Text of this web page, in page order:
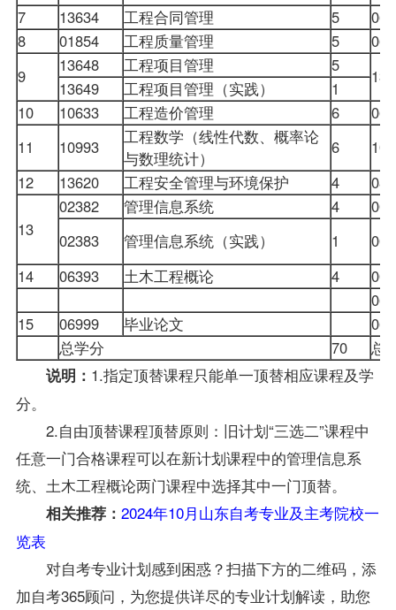
7 13634 工程合同管理 5
8
01854 工程质量管理 5
9
13648 工程项目管理 5
13649 工程项目管理（实践）
1
10
10633 工程造价管理 6
11
10993
工程数学（线性代数、概率论
与数理统计）
6
12
13620 工程安全管理与环境保护 4
13
02382 管理信息系统 4
02383
管理信息系统（实践） 1
14
06393 土木工程概论 4
15
06999 毕业论文
总学分
70
总
说明： 1.指定顶替课程只能单一顶替相应课程及学
分。
2.自由顶替课程顶替原则：旧计划“三选二”课程中
任意一门合格课程可以在新计划课程中的管理信息系
统、土木工程概论两门课程中选择其中一门顶替。
相关推荐： 2024年10月山东自考专业及主考院校一
览表
对自考专业计划感到困惑？扫描下方的二维码，添
加自考365顾问，为您提供详尽的专业计划解读，助您